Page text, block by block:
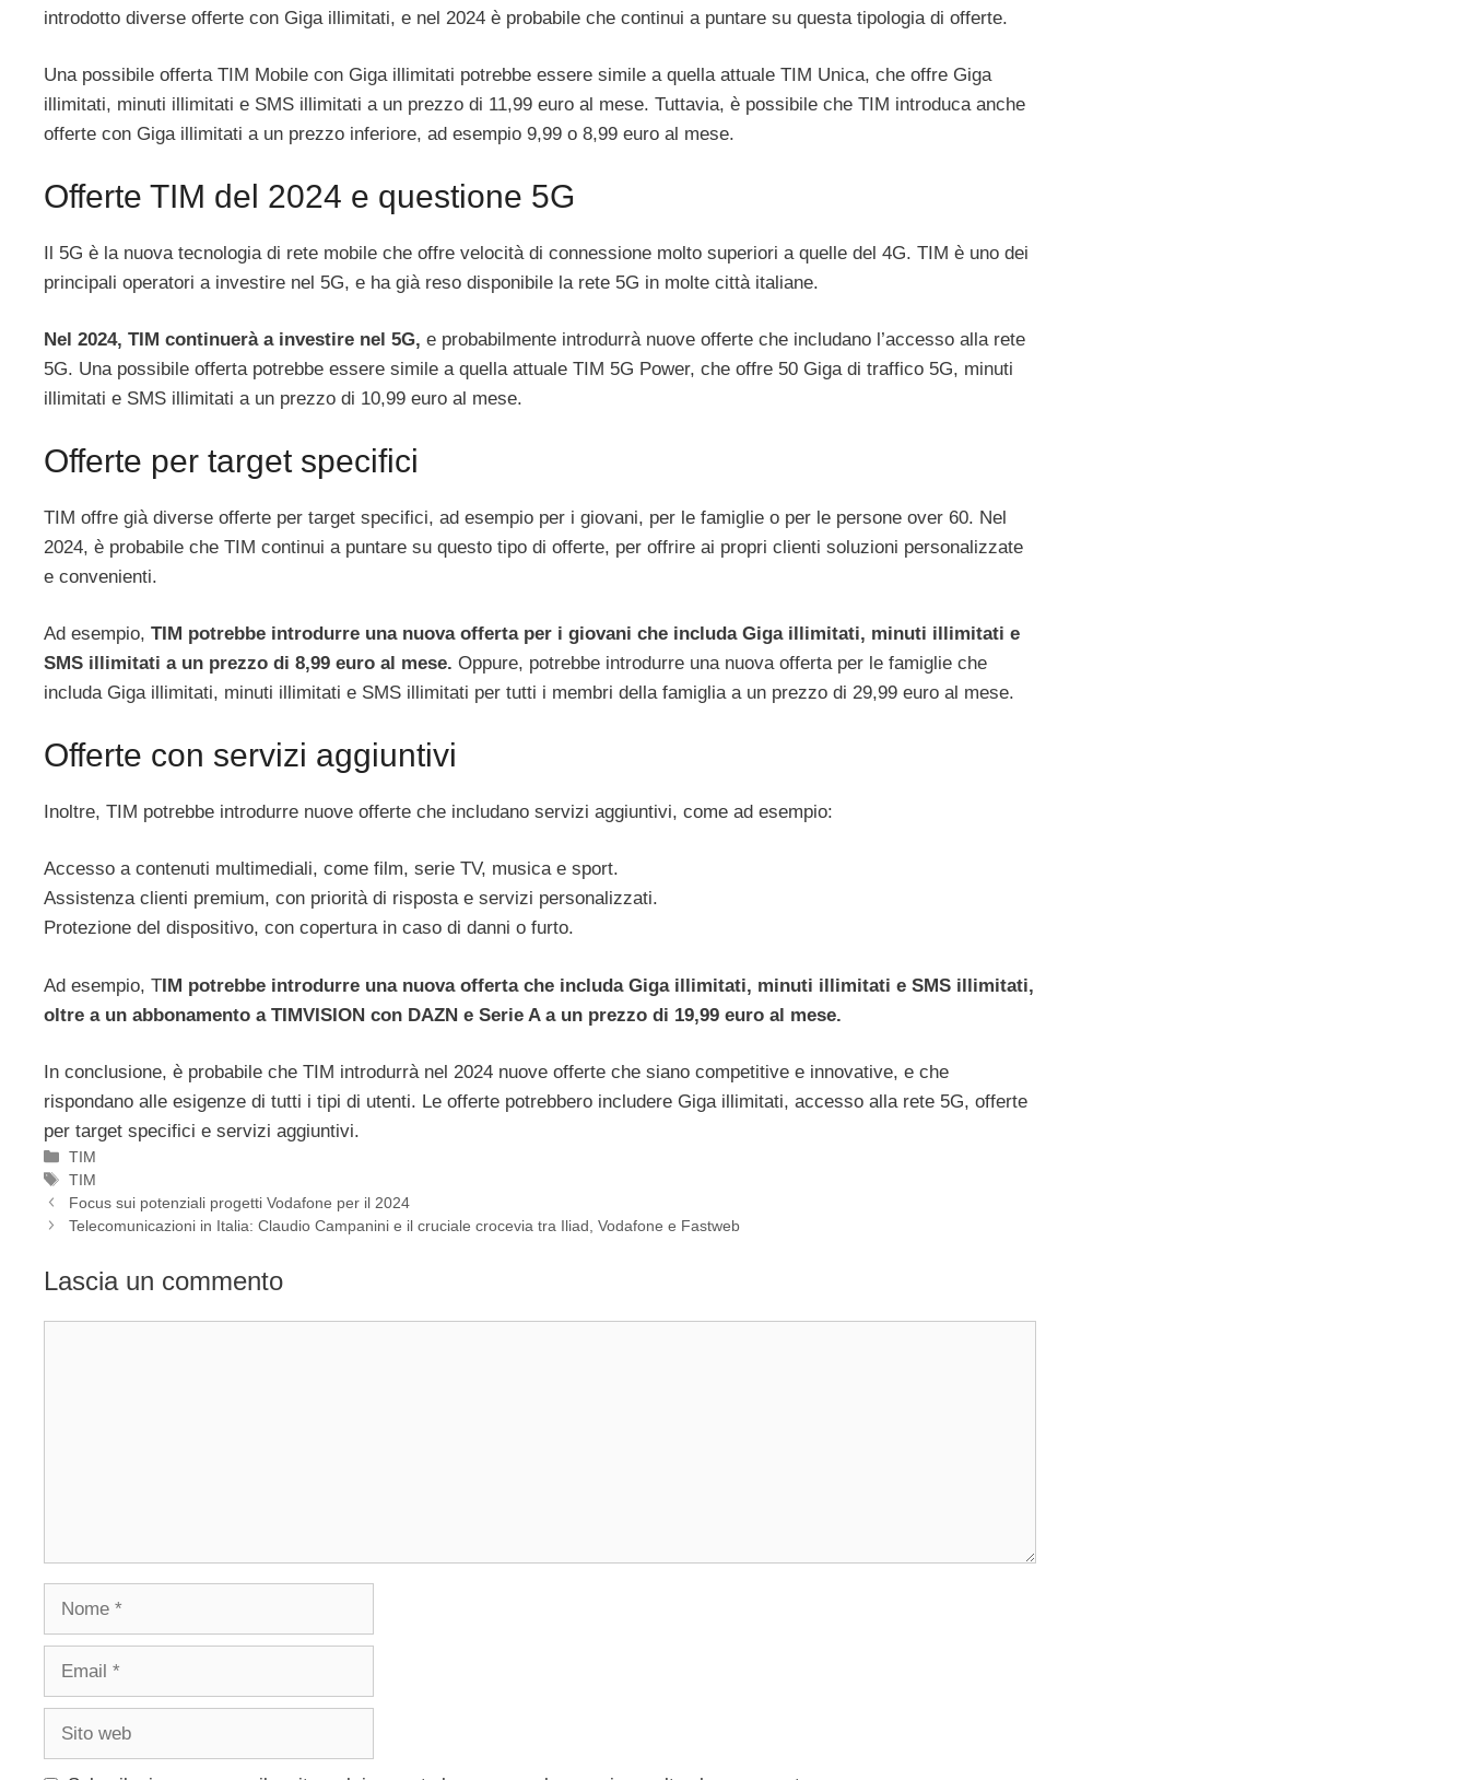
introdotto diverse offerte con Giga illimitati, e nel 2024 è probabile che continui a puntare su questa tipologia di offerte.
Una possibile offerta TIM Mobile con Giga illimitati potrebbe essere simile a quella attuale TIM Unica, che offre Giga
illimitati, minuti illimitati e SMS illimitati a un prezzo di 11,99 euro al mese. Tuttavia, è possibile che TIM introduca anche
offerte con Giga illimitati a un prezzo inferiore, ad esempio 9,99 o 8,99 euro al mese.
Offerte TIM del 2024 e questione 5G
Il 5G è la nuova tecnologia di rete mobile che offre velocità di connessione molto superiori a quelle del 4G. TIM è uno dei
principali operatori a investire nel 5G, e ha già reso disponibile la rete 5G in molte città italiane.
Nel 2024, TIM continuerà a investire nel 5G, e probabilmente introdurrà nuove offerte che includano l’accesso alla rete
5G. Una possibile offerta potrebbe essere simile a quella attuale TIM 5G Power, che offre 50 Giga di traffico 5G, minuti
illimitati e SMS illimitati a un prezzo di 10,99 euro al mese.
Offerte per target specifici
TIM offre già diverse offerte per target specifici, ad esempio per i giovani, per le famiglie o per le persone over 60. Nel
2024, è probabile che TIM continui a puntare su questo tipo di offerte, per offrire ai propri clienti soluzioni personalizzate
e convenienti.
Ad esempio, TIM potrebbe introdurre una nuova offerta per i giovani che includa Giga illimitati, minuti illimitati e
SMS illimitati a un prezzo di 8,99 euro al mese. Oppure, potrebbe introdurre una nuova offerta per le famiglie che
includa Giga illimitati, minuti illimitati e SMS illimitati per tutti i membri della famiglia a un prezzo di 29,99 euro al mese.
Offerte con servizi aggiuntivi
Inoltre, TIM potrebbe introdurre nuove offerte che includano servizi aggiuntivi, come ad esempio:
Accesso a contenuti multimediali, come film, serie TV, musica e sport.
Assistenza clienti premium, con priorità di risposta e servizi personalizzati.
Protezione del dispositivo, con copertura in caso di danni o furto.
Ad esempio, TIM potrebbe introdurre una nuova offerta che includa Giga illimitati, minuti illimitati e SMS illimitati,
oltre a un abbonamento a TIMVISION con DAZN e Serie A a un prezzo di 19,99 euro al mese.
In conclusione, è probabile che TIM introdurrà nel 2024 nuove offerte che siano competitive e innovative, e che
rispondano alle esigenze di tutti i tipi di utenti. Le offerte potrebbero includere Giga illimitati, accesso alla rete 5G, offerte
per target specifici e servizi aggiuntivi.
Categorie
TIM
Tag
TIM
Focus sui potenziali progetti Vodafone per il 2024
Telecomunicazioni in Italia: Claudio Campanini e il cruciale crocevia tra Iliad, Vodafone e Fastweb
Lascia un commento